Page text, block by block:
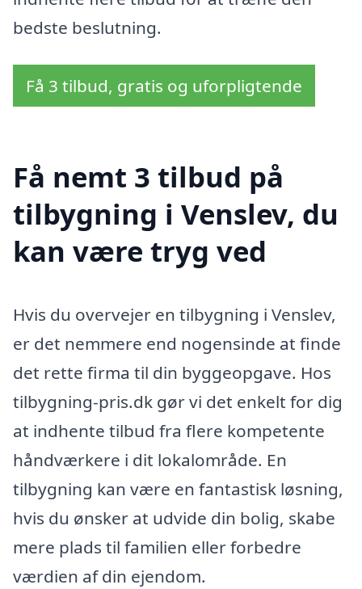
bedste beslutning.
Få 3 tilbud, gratis og uforpligtende
Få nemt 3 tilbud på
tilbygning i Venslev, du
kan være tryg ved
Hvis du overvejer en tilbygning i Venslev,
er det nemmere end nogensinde at finde
det rette firma til din byggeopgave. Hos
tilbygning-pris.dk gør vi det enkelt for dig
at indhente tilbud fra flere kompetente
håndværkere i dit lokalområde. En
tilbygning kan være en fantastisk løsning,
hvis du ønsker at udvide din bolig, skabe
mere plads til familien eller forbedre
værdien af din ejendom.